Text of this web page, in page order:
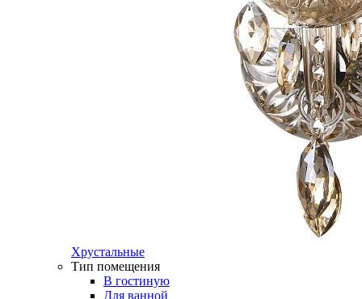
Хрустальные
Тип помещения
В гостиную
Для ванной